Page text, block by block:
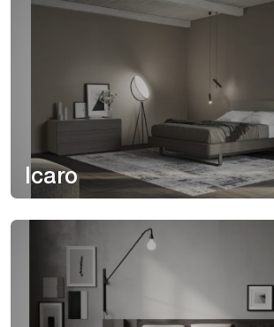
Icaro